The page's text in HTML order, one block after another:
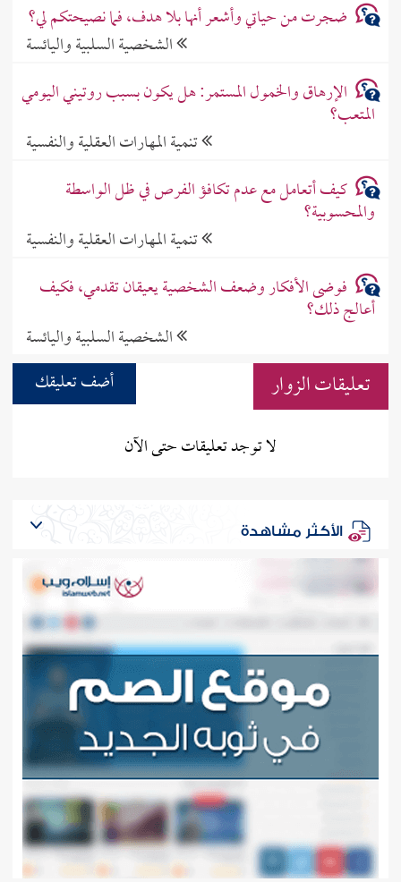
ضجرت من حياتي وأشعر أنها بلا هدف، فما نصيحتكم لي؟
الشخصية السلبية واليائسة
الإرهاق والخمول المستمر: هل يكون بسبب روتيني اليومي
المتعب؟
تنمية المهارات العقلية والنفسية
كيف أتعامل مع عدم تكافؤ الفرص في ظل الواسطة
والمحسوبية؟
تنمية المهارات العقلية والنفسية
فوضى الأفكار وضعف الشخصية يعيقان تقدمي، فكيف
أعالج ذلك؟
الشخصية السلبية واليائسة
تعليقات الزوار
أضف تعليقك
لا توجد تعليقات حتى الآن
الأكثر مشاهدة